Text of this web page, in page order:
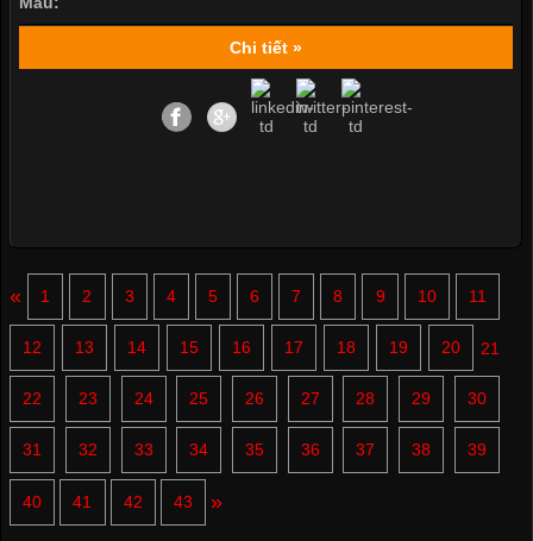
Chi tiết »
« 1 2 3 4 5 6 7 8 9 10 11
12 13 14 15 16 17 18 19 20 21
22 23 24 25 26 27 28 29 30
31 32 33 34 35 36 37 38 39
40 41 42 43 »